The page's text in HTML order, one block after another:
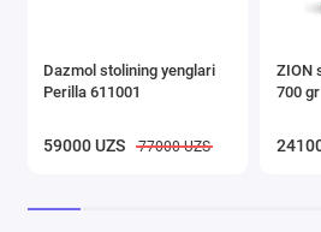
Dazmol stolining yenglari
Perilla 611001
59000 UZS 77000 UZS
ZION
700 gr